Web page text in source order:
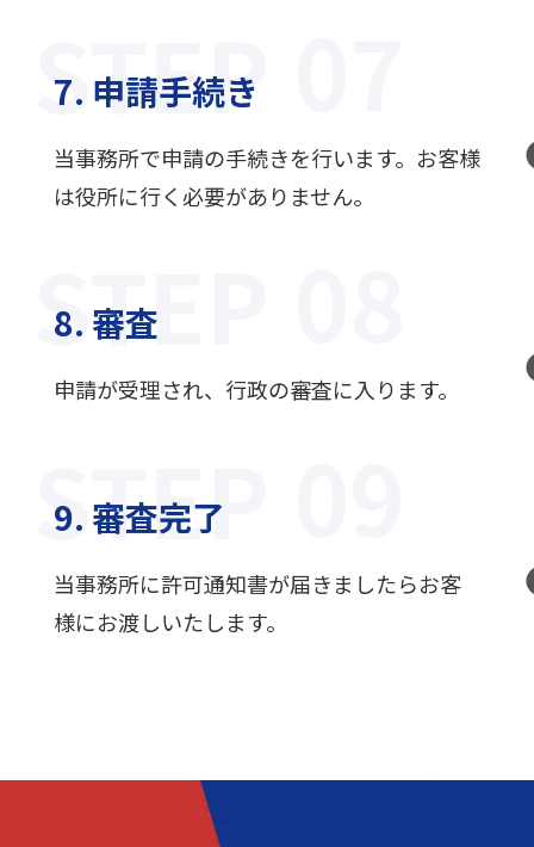
STEP
7. 申請手続き
当事務所で申請の手続きを行います。お客様
は役所に行く必要がありません。
STEP
8. 審査
申請が受理され、行政の審査に入ります。
STEP
9. 審査完了
当事務所に許可通知書が届きましたらお客
様にお渡しいたします。